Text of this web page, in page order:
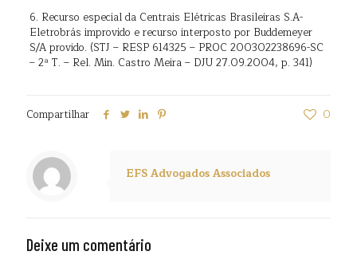
6. Recurso especial da Centrais Elétricas Brasileiras S.A-
Eletrobrás improvido e recurso interposto por Buddemeyer
S/A provido. (STJ – RESP 614325 – PROC 200302238696-SC
– 2ª T. – Rel. Min. Castro Meira – DJU 27.09.2004, p. 341)
Compartilhar 0
EFS Advogados Associados
Deixe um comentário